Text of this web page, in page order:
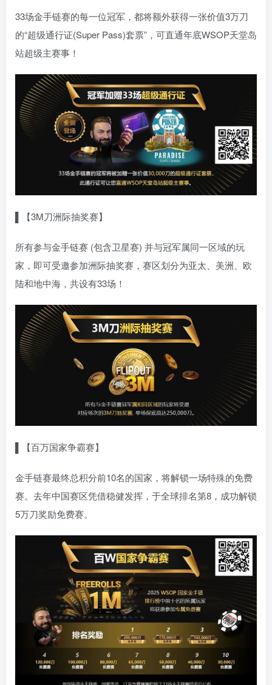
33场金手链赛的每一位冠军，都将额外获得一张价值3万刀
的“超级通行证(Super Pass)套票”，可直通年底WSOP天堂岛
站超级主赛事！
▌【3M刀洲际抽奖赛】
所有参与金手链赛 (包含卫星赛) 并与冠军属同一区域的玩
家，即可受邀参加洲际抽奖赛，赛区划分为亚太、美洲、欧
陆和地中海，共设有33场！
▌【百万国家争霸赛】
金手链赛最终总积分前10名的国家，将解锁一场特殊的免费
赛。去年中国赛区凭借稳健发挥，于全球排名第8，成功解锁
5万刀奖励免费赛。